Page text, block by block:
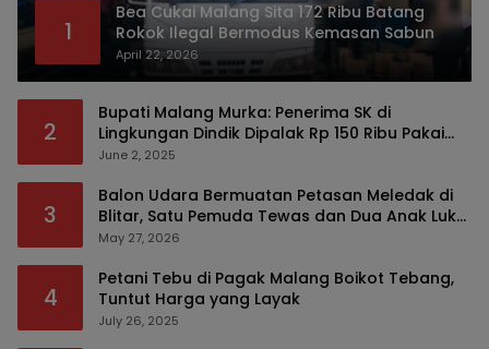
1
Bea Cukai Malang Sita 172 Ribu Batang
Rokok Ilegal Bermodus Kemasan Sabun
April 22, 2026
2
Bupati Malang Murka: Penerima SK di
Lingkungan Dindik Dipalak Rp 150 Ribu Pakai
Modus Tumpengan, KPK Turut Pantau
June 2, 2025
3
Balon Udara Bermuatan Petasan Meledak di
Blitar, Satu Pemuda Tewas dan Dua Anak Luka
Serius
May 27, 2026
4
Petani Tebu di Pagak Malang Boikot Tebang,
Tuntut Harga yang Layak
July 26, 2025